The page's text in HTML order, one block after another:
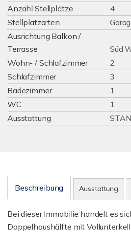
Anzahl Stellplätze
4
Stellplatzarten
Ausrichtung Balkon /
Terrasse
Süd
Wohn- / Schlafzimmer
2
Schlafzimmer
3
Badezimmer
1
WC
1
Ausstattung
Beschreibung Ausstattung
Bei dieser Immobilie handelt es
Doppelhaushälfte mit